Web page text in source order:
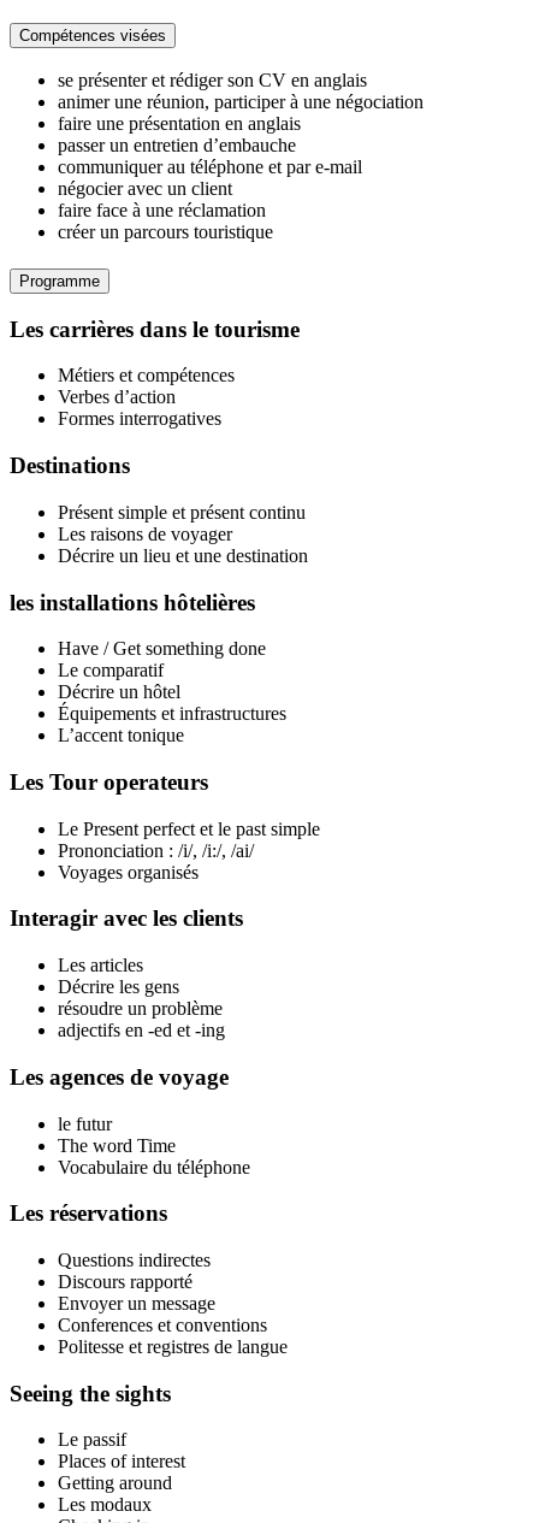
Compétences visées
se présenter et rédiger son CV en anglais
animer une réunion, participer à une négociation
faire une présentation en anglais
passer un entretien d’embauche
communiquer au téléphone et par e-mail
négocier avec un client
faire face à une réclamation
créer un parcours touristique
Programme
Les carrières dans le tourisme
Métiers et compétences
Verbes d’action
Formes interrogatives
Destinations
Présent simple et présent continu
Les raisons de voyager
Décrire un lieu et une destination
les installations hôtelières
Have / Get something done
Le comparatif
Décrire un hôtel
Équipements et infrastructures
L’accent tonique
Les Tour operateurs
Le Present perfect et le past simple
Prononciation : /i/, /i:/, /ai/
Voyages organisés
Interagir avec les clients
Les articles
Décrire les gens
résoudre un problème
adjectifs en -ed et -ing
Les agences de voyage
le futur
The word Time
Vocabulaire du téléphone
Les réservations
Questions indirectes
Discours rapporté
Envoyer un message
Conferences et conventions
Politesse et registres de langue
Seeing the sights
Le passif
Places of interest
Getting around
Les modaux